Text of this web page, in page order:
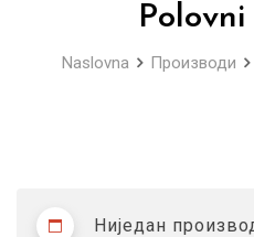
Naslovna Производи
Ниједан